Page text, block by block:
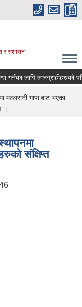
र सुशासन
गर्नका लागि लाभग्राहीहरुको
गापा बाट भएका
।
संक्षिप्त